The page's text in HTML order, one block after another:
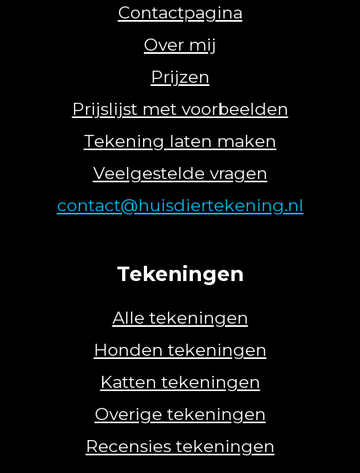
Contactpagina
Over mij
Prijzen
Prijslijst met voorbeelden
Tekening laten maken
Veelgestelde vragen
contact@huisdiertekening.nl
Tekeningen
Alle tekeningen
Honden tekeningen
Katten tekeningen
Overige tekeningen
Recensies tekeningen